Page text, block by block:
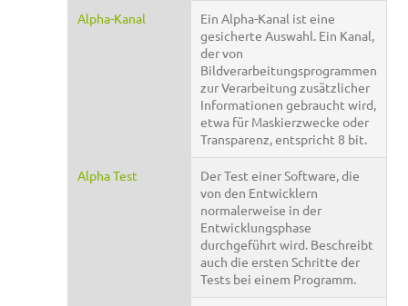
Alpha-Kanal
Ein Alpha-Kanal ist eine
gesicherte Auswahl. Ein Kanal,
der von
Bildverarbeitungsprogrammen
zur Verarbeitung zusätzlicher
Informationen gebraucht wird,
etwa für Maskierzwecke oder
Transparenz, entspricht 8 bit.
Alpha Test
Der Test einer Software, die
von den Entwicklern
normalerweise in der
Entwicklungsphase
durchgeführt wird. Beschreibt
auch die ersten Schritte der
Tests bei einem Programm.